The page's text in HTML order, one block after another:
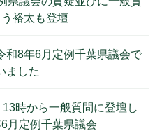
裕太も登壇
和8年6月定例千葉県議会で
ました
時から一般質問に登壇し
月定例千葉県議会